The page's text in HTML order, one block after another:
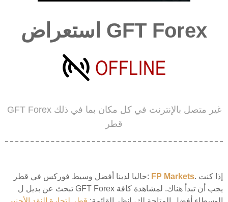
استعراض GFT Forex
GFT Forex غير متصل بالإنترنت في كل مكان بما في ذلك
قطر
حاليا لدينا أفضل وسيط فوركس في قطر: FP Markets. إذا كنت
تبحث عن بديل ل GFT Forex يجب أن تبدأ هناك. لمشاهدة كافة